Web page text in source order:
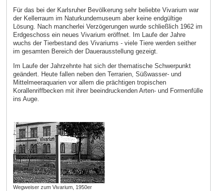
Für das bei der Karlsruher Bevölkerung sehr beliebte Vivarium war
der Kellerraum im Naturkundemuseum aber keine endgültige
Lösung. Nach mancherlei Verzögerungen wurde schließlich 1962 im
Erdgeschoss ein neues Vivarium eröffnet. Im Laufe der Jahre
wuchs der Tierbestand des Vivariums - viele Tiere werden seither
im gesamten Bereich der Dauerausstellung gezeigt.
Im Laufe der Jahrzehnte hat sich der thematische Schwerpunkt
geändert. Heute fallen neben den Terrarien, Süßwasser- und
Mittelmeeraquarien vor allem die prächtigen tropischen
Korallenriffbecken mit ihrer beeindruckenden Arten- und Formenfülle
ins Auge.
Wegweiser zum Vivarium, 1950er